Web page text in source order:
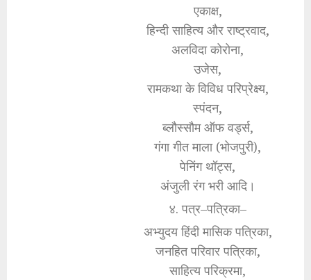
एकाक्ष,
हिन्दी साहित्य और राष्ट्रवाद,
अलविदा कोरोना,
उजेस,
रामकथा के विविध परिप्रेक्ष्य,
स्पंदन,
ब्लौस्सौम ऑफ वर्ड्स,
गंगा गीत माला (भोजपुरी),
पेनिंग थॉट्स,
अंजुली रंग भरी आदि।
४. पत्र–पत्रिका–
अभ्युदय हिंदी मासिक पत्रिका,
जनहित परिवार पत्रिका,
साहित्य परिक्रमा,